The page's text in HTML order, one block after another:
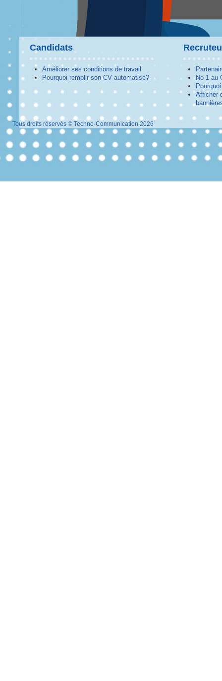
Candidats
Améliorer ses conditions de travail
Pourquoi remplir son CV automatisé?
No 1 au
Afficher
Tous droits réservés © Techno-Communication 2026